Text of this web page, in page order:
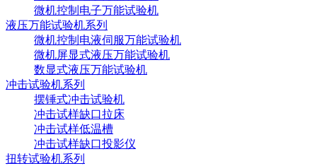
微机控制电子万能试验机
液压万能试验机系列
微机控制电液伺服万能试验机
微机屏显式液压万能试验机
数显式液压万能试验机
冲击试验机系列
摆锤式冲击试验机
冲击试样缺口拉床
冲击试样低温槽
冲击试样缺口投影仪
扭转试验机系列